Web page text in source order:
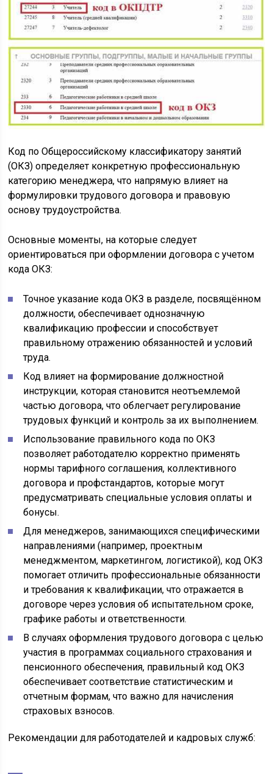
Код по Общероссийскому классификатору занятий
(ОКЗ) определяет конкретную профессиональную
категорию менеджера, что напрямую влияет на
формулировки трудового договора и правовую
основу трудоустройства.
Основные моменты, на которые следует
ориентироваться при оформлении договора с учетом
кода ОКЗ:
Точное указание кода ОКЗ в разделе, посвящённом
должности, обеспечивает однозначную
квалификацию профессии и способствует
правильному отражению обязанностей и условий
труда.
Код влияет на формирование должностной
инструкции, которая становится неотъемлемой
частью договора, что облегчает регулирование
трудовых функций и контроль за их выполнением.
Использование правильного кода по ОКЗ
позволяет работодателю корректно применять
нормы тарифного соглашения, коллективного
договора и профстандартов, которые могут
предусматривать специальные условия оплаты и
бонусы.
Для менеджеров, занимающихся специфическими
направлениями (например, проектным
менеджментом, маркетингом, логистикой), код ОКЗ
помогает отличить профессиональные обязанности
и требования к квалификации, что отражается в
договоре через условия об испытательном сроке,
графике работы и ответственности.
В случаях оформления трудового договора с целью
участия в программах социального страхования и
пенсионного обеспечения, правильный код ОКЗ
обеспечивает соответствие статистическим и
отчетным формам, что важно для начисления
страховых взносов.
Рекомендации для работодателей и кадровых служб: